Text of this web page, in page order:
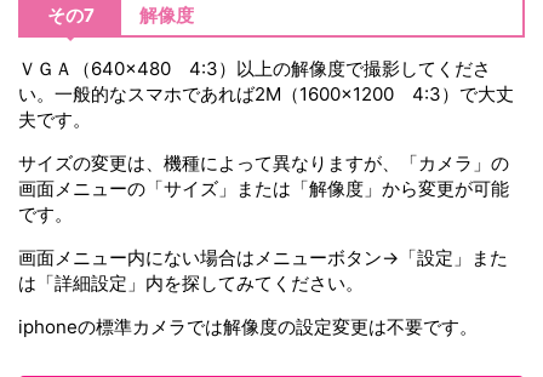
その7 解像度
ＶＧＡ（640×480 4:3）以上の解像度で撮影してくださ
い。一般的なスマホであれば2M（1600×1200 4:3）で大丈
夫です。
サイズの変更は、機種によって異なりますが、「カメラ」の
画面メニューの「サイズ」または「解像度」から変更が可能
です。
画面メニュー内にない場合はメニューボタン→「設定」また
は「詳細設定」内を探してみてください。
iphoneの標準カメラでは解像度の設定変更は不要です。